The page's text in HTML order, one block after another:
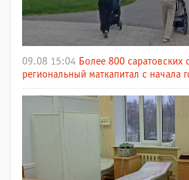
09.08 15:04 Более 800 саратовских
региональный маткапитал с начала